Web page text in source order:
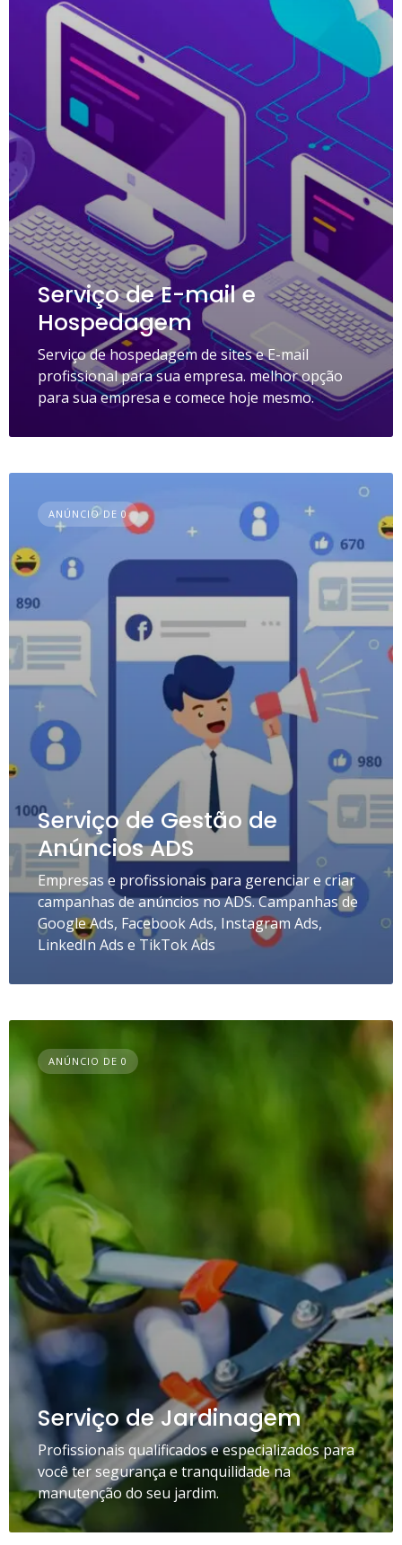
Serviço de E-mail e
Hospedagem
Serviço de hospedagem de sites e E-mail
profissional para sua empresa. melhor opção
para sua empresa e comece hoje mesmo.
ANÚNCIO DE 0
Serviço de Gestão de
Anúncios ADS
Empresas e profissionais para gerenciar e criar
campanhas de anúncios no ADS. Campanhas de
Google Ads, Facebook Ads, Instagram Ads,
LinkedIn Ads e TikTok Ads
ANÚNCIO DE 0
Serviço de Jardinagem
Profissionais qualificados e especializados para
você ter segurança e tranquilidade na
manutenção do seu jardim.